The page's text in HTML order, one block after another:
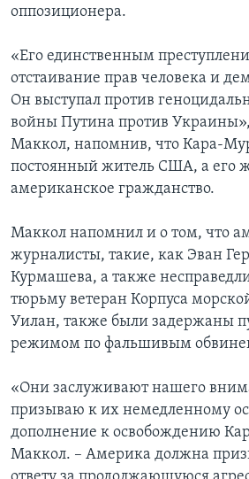
оппозиционера.
«Его единственным
отстаивание прав человека и
Он выступал против
войны Путина против
Маккол, напомнив, что Кара-
постоянный житель США, а его
американское гражданство.
Маккол напомнил и о том, что
журналисты, такие, как Эван
Курмашева, а также
тюрьму ветеран Корпуса
Уилан, также были задержаны
режимом по фальшивым
«Они заслуживают нашего
призываю к их немедленному
дополнение к освобождению
Маккол. – Америка должна